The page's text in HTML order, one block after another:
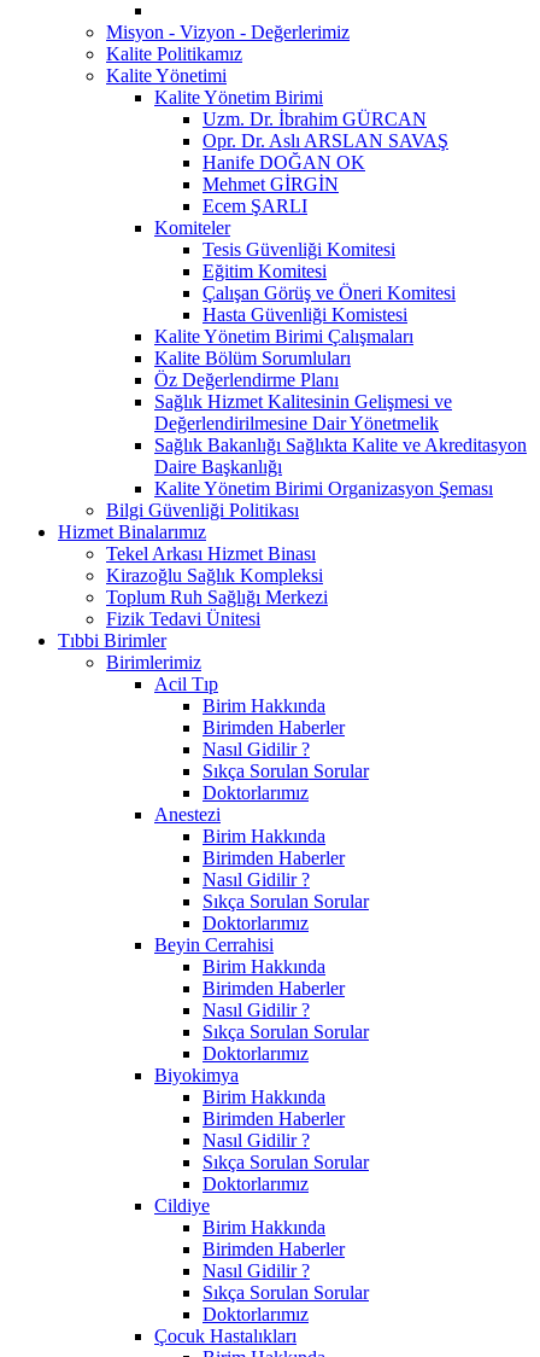
Misyon - Vizyon - Değerlerimiz
Kalite Politikamız
Kalite Yönetimi
Kalite Yönetim Birimi
Uzm. Dr. İbrahim GÜRCAN
Opr. Dr. Aslı ARSLAN SAVAŞ
Hanife DOĞAN OK
Mehmet GİRGİN
Ecem ŞARLI
Komiteler
Tesis Güvenliği Komitesi
Eğitim Komitesi
Çalışan Görüş ve Öneri Komitesi
Hasta Güvenliği Komistesi
Kalite Yönetim Birimi Çalışmaları
Kalite Bölüm Sorumluları
Öz Değerlendirme Planı
Sağlık Hizmet Kalitesinin Gelişmesi ve
Değerlendirilmesine Dair Yönetmelik
Sağlık Bakanlığı Sağlıkta Kalite ve Akreditasyon
Daire Başkanlığı
Kalite Yönetim Birimi Organizasyon Şeması
Bilgi Güvenliği Politikası
Hizmet Binalarımız
Tekel Arkası Hizmet Binası
Kirazoğlu Sağlık Kompleksi
Toplum Ruh Sağlığı Merkezi
Fizik Tedavi Ünitesi
Tıbbi Birimler
Birimlerimiz
Acil Tıp
Birim Hakkında
Birimden Haberler
Nasıl Gidilir ?
Sıkça Sorulan Sorular
Doktorlarımız
Anestezi
Birim Hakkında
Birimden Haberler
Nasıl Gidilir ?
Sıkça Sorulan Sorular
Doktorlarımız
Beyin Cerrahisi
Birim Hakkında
Birimden Haberler
Nasıl Gidilir ?
Sıkça Sorulan Sorular
Doktorlarımız
Biyokimya
Birim Hakkında
Birimden Haberler
Nasıl Gidilir ?
Sıkça Sorulan Sorular
Doktorlarımız
Cildiye
Birim Hakkında
Birimden Haberler
Nasıl Gidilir ?
Sıkça Sorulan Sorular
Doktorlarımız
Çocuk Hastalıkları